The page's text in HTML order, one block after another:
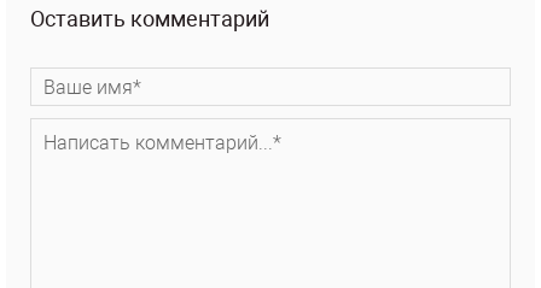
Оставить комментарий